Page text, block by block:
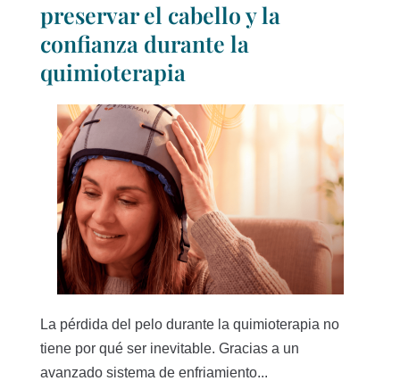
preservar el cabello y la
confianza durante la
quimioterapia
La pérdida del pelo durante la quimioterapia no
tiene por qué ser inevitable. Gracias a un
avanzado sistema de enfriamiento...